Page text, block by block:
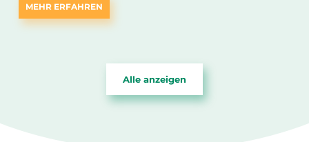
MEHR ERFAHREN
Alle anzeigen